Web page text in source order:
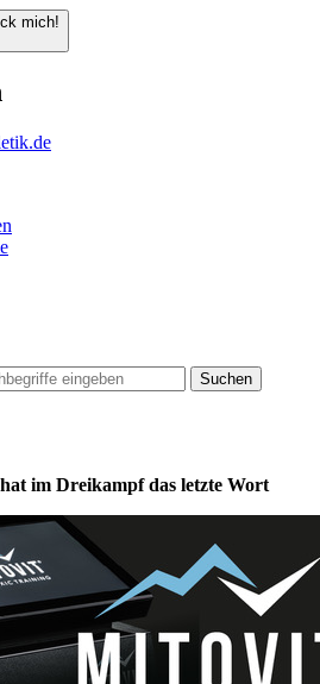
mich!
Suchen
im Dreikampf das letzte Wort